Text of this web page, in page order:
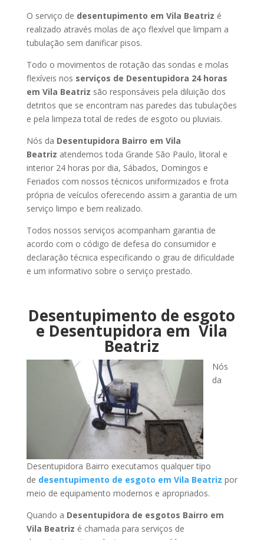
O serviço de desentupimento em Vila Beatriz é
realizado através molas de aço flexível que limpam a
tubulação sem danificar pisos.
Todo o movimentos de rotação das sondas e molas
flexíveis nos serviços de Desentupidora 24 horas
em Vila Beatriz são responsáveis pela diluição dos
detritos que se encontram nas paredes das tubulações
e pela limpeza total de redes de esgoto ou pluviais.
Nós da Desentupidora Bairro em Vila
Beatriz atendemos toda Grande São Paulo, litoral e
interior 24 horas por dia, Sábados, Domingos e
Feriados com nossos técnicos uniformizados e frota
própria de veículos oferecendo assim a garantia de um
serviço limpo e bem realizado.
Todos nossos serviços acompanham garantia de
acordo com o código de defesa do consumidor e
declaração técnica especificando o grau de dificuldade
e um informativo sobre o serviço prestado.
Desentupimento de esgoto
e Desentupidora em Vila
Beatriz
Nós
da
Desentupidora Bairro executamos qualquer tipo
de desentupimento de esgoto em Vila Beatriz por
meio de equipamento modernos e apropriados.
Quando a Desentupidora de esgotos Bairro em
Vila Beatriz é chamada para serviços de